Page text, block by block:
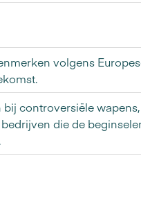
volgens
controversiële
die de